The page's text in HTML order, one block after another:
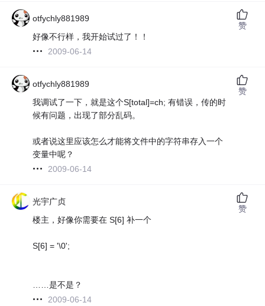
otfychly881989
好像不行样，我开始试过了！！
2009-06-14
赞
otfychly881989
我调试了一下，就是这个S[total]=ch; 有错误，传的时
候有问题，出现了部分乱码。
或者说这里应该怎么才能将文件中的字符串存入一个
变量中呢？
2009-06-14
赞
光宇广贞
楼主，好像你需要在 S[6] 补一个
S[6] = '\0';
……是不是？
2009-06-14
赞